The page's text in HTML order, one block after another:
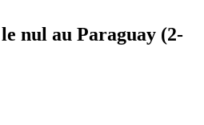
nul au Paraguay (2-